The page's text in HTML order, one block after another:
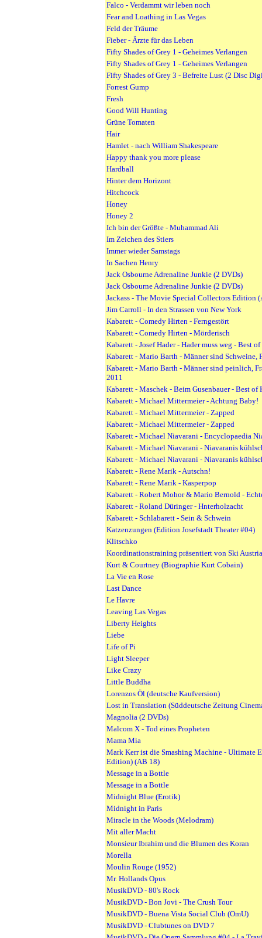
Falco - Verdammt wir leben noch
Fear and Loathing in Las Vegas
Feld der Träume
Fieber - Ärzte für das Leben
Fifty Shades of Grey 1 - Geheimes Verlangen
Fifty Shades of Grey 1 - Geheimes Verlangen
Fifty Shades of Grey 3 - Befreite Lust (2 Disc
Forrest Gump
Fresh
Good Will Hunting
Grüne Tomaten
Hair
Hamlet - nach William Shakespeare
Happy thank you more please
Hardball
Hinter dem Horizont
Hitchcock
Honey
Honey 2
Ich bin der Größte - Muhammad Ali
Im Zeichen des Stiers
Immer wieder Samstags
In Sachen Henry
Jack Osbourne Adrenaline Junkie (2 DVDs)
Jack Osbourne Adrenaline Junkie (2 DVDs)
Jackass - The Movie Special Collectors Edition
Jim Carroll - In den Strassen von New York
Kabarett - Comedy Hirten - Ferngestört
Kabarett - Comedy Hirten - Mörderisch
Kabarett - Josef Hader - Hader muss weg - Best
Kabarett - Mario Barth - Männer sind Schweine,
Kabarett - Mario Barth - Männer sind peinlich,
2011
Kabarett - Maschek - Beim Gusenbauer - Best of
Kabarett - Michael Mittermeier - Achtung Baby!
Kabarett - Michael Mittermeier - Zapped
Kabarett - Michael Mittermeier - Zapped
Kabarett - Michael Niavarani - Encyclopaedia
Kabarett - Michael Niavarani - Niavaranis
Kabarett - Michael Niavarani - Niavaranis
Kabarett - Rene Marik - Autschn!
Kabarett - Rene Marik - Kasperpop
Kabarett - Robert Mohor & Mario Bernold -
Kabarett - Roland Düringer - Hnterholzacht
Kabarett - Schlabarett - Sein & Schwein
Katzenzungen (Edition Josefstadt Theater #04)
Klitschko
Koordinationstraining präsentiert von Ski
Kurt & Courtney (Biographie Kurt Cobain)
La Vie en Rose
Last Dance
Le Havre
Leaving Las Vegas
Liberty Heights
Liebe
Life of Pi
Light Sleeper
Like Crazy
Little Buddha
Lorenzos Öl (deutsche Kaufversion)
Lost in Translation (Süddeutsche Zeitung
Magnolia (2 DVDs)
Malcom X - Tod eines Propheten
Mama Mia
Mark Kerr ist die Smashing Machine - Ultimate
Edition) (AB 18)
Message in a Bottle
Message in a Bottle
Midnight Blue (Erotik)
Midnight in Paris
Miracle in the Woods (Melodram)
Mit aller Macht
Monsieur Ibrahim und die Blumen des Koran
Morella
Moulin Rouge (1952)
Mr. Hollands Opus
MusikDVD - 80's Rock
MusikDVD - Bon Jovi - The Crush Tour
MusikDVD - Buena Vista Social Club (OmU)
MusikDVD - Clubtunes on DVD 7